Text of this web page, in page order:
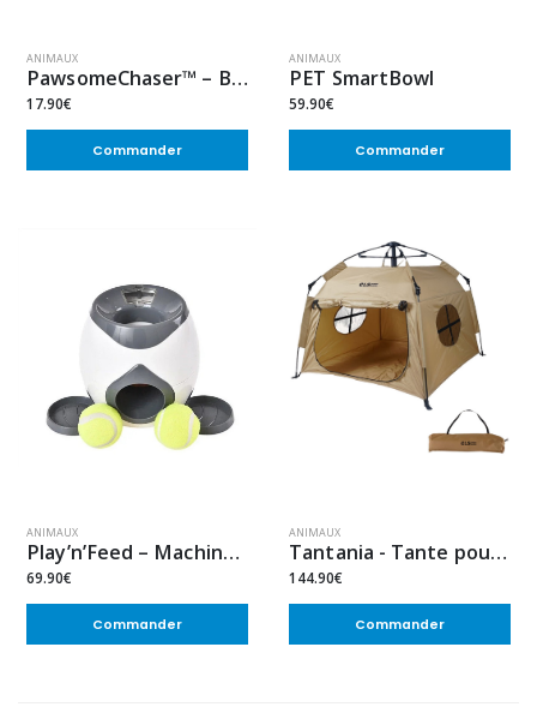
ANIMAUX
PawsomeChaser™ – Boule Interactif Chat
17.90€
Commander
ANIMAUX
PET SmartBowl
59.90€
Commander
ANIMAUX
Play’n’Feed – Machine de Récompense
69.90€
Commander
ANIMAUX
Tantania - Tante pour chien
144.90€
Commander